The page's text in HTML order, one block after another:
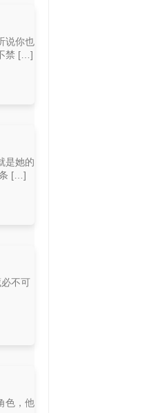
说你也
禁 […]
是她的
[…]
不可
色，他